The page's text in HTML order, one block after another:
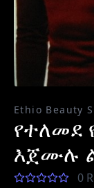
Ethio Beauty
የተለመደ
እጀሙሉ
0